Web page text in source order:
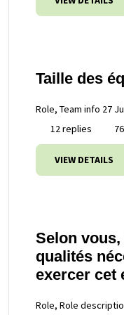
Taille des
Role, Team info 27
12 replies
VIEW DETAILS
Selon
qualités
exercer cet
Role, Role